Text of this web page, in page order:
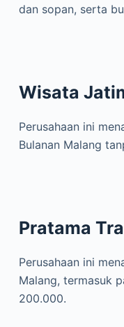
dan sopan, serta
Wisata
Perusahaan ini
Bulanan Malang
Pratama
Perusahaan ini
Malang, termasuk
200.000.